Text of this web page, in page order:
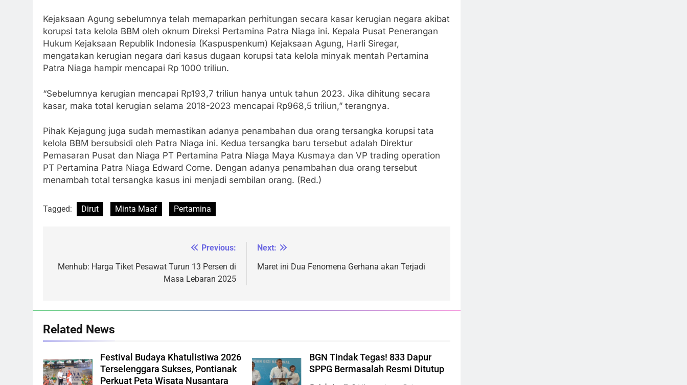
Kejaksaan Agung sebelumnya telah memaparkan perhitungan secara kasar kerugian negara akibat
korupsi tata kelola BBM oleh oknum Direksi Pertamina Patra Niaga ini. Kepala Pusat Penerangan
Hukum Kejaksaan Republik Indonesia (Kaspuspenkum) Kejaksaan Agung, Harli Siregar,
mengatakan kerugian negara dari kasus dugaan korupsi tata kelola minyak mentah Pertamina
Patra Niaga hampir mencapai Rp 1000 triliun.
“Sebelumnya kerugian mencapai Rp193,7 triliun hanya untuk tahun 2023. Jika dihitung secara
kasar, maka total kerugian selama 2018-2023 mencapai Rp968,5 triliun,” terangnya.
Pihak Kejagung juga sudah memastikan adanya penambahan dua orang tersangka korupsi tata
kelola BBM bersubsidi oleh Patra Niaga ini. Kedua tersangka baru tersebut adalah Direktur
Pemasaran Pusat dan Niaga PT Pertamina Patra Niaga Maya Kusmaya dan VP trading operation
PT Pertamina Patra Niaga Edward Corne. Dengan adanya penambahan dua orang tersebut
menambah total tersangka kasus ini menjadi sembilan orang. (Red.)
Tagged: Dirut Minta Maaf Pertamina
pos
Previous:
Menhub: Harga Tiket Pesawat Turun 13 Persen di
Masa Lebaran 2025
Next:
Maret ini Dua Fenomena Gerhana akan Terjadi
Related News
Festival Budaya Khatulistiwa 2026
Terselenggara Sukses, Pontianak
Perkuat Peta Wisata Nusantara
BGN Tindak Tegas! 833 Dapur
SPPG Bermasalah Resmi Ditutup